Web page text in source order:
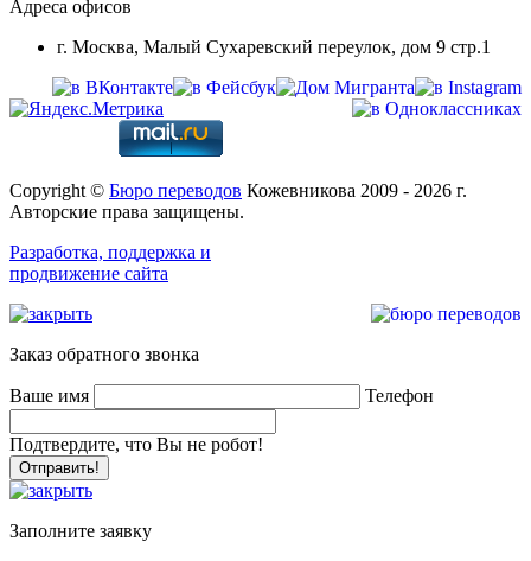
Адреса офисов
г. Москва, Малый Сухаревский переулок, дом 9 стр.1
Copyright © Бюро переводов Кожевникова 2009 - 2026 г.
Авторские права защищены.
Разработка, поддержка и
продвижение сайта
Заказ обратного звонка
Ваше имя Телефон
Подтвердите, что Вы не робот!
Заполните заявку